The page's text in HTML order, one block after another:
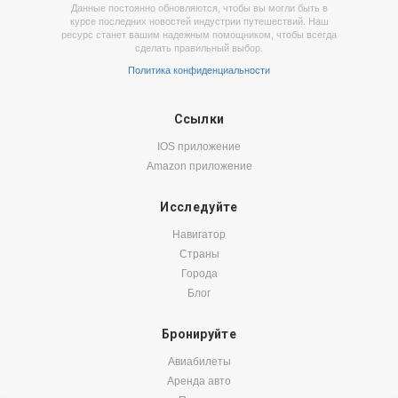
Данные постоянно обновляются, чтобы вы могли быть в
курсе последних новостей индустрии путешествий. Наш
ресурс станет вашим надежным помощником, чтобы всегда
сделать правильный выбор.
Политика конфиденциальности
Ссылки
IOS приложение
Amazon приложение
Исследуйте
Навигатор
Страны
Города
Блог
Бронируйте
Авиабилеты
Аренда авто